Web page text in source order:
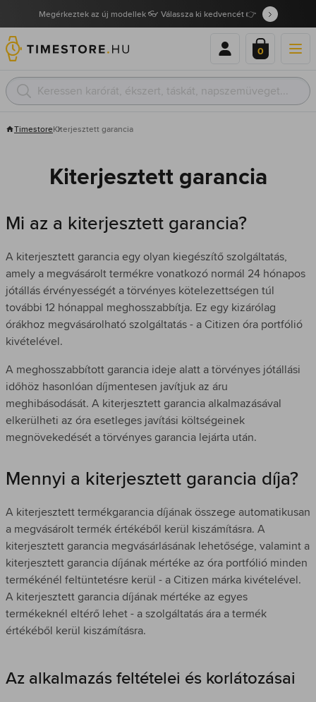
Megérkeztek az új modellek 👓 Válassza ki kedvencét 👉
0
TimestoreKiterjesztett garancia
Kiterjesztett garancia
Mi az a kiterjesztett garancia?
A kiterjesztett garancia egy olyan kiegészítő szolgáltatás,
amely a megvásárolt termékre vonatkozó normál 24 hónapos
jótállás érvényességét a törvényes kötelezettségen túl
további 12 hónappal meghosszabbítja. Ez egy kizárólag
órákhoz megvásárolható szolgáltatás - a Citizen óra portfólió
kivételével.
A meghosszabbított garancia ideje alatt a törvényes jótállási
időhöz hasonlóan díjmentesen javítjuk az áru
meghibásodását. A kiterjesztett garancia alkalmazásával
elkerülheti az óra esetleges javítási költségeinek
megnövekedését a törvényes garancia lejárta után.
Mennyi a kiterjesztett garancia díja?
A kiterjesztett termékgarancia díjának összege automatikusan
a megvásárolt termék értékéből kerül kiszámításra. A
kiterjesztett garancia megvásárlásának lehetősége, valamint a
kiterjesztett garancia díjának mértéke az óra portfólió minden
termékénél feltüntetésre kerül - a Citizen márka kivételével.
A kiterjesztett garancia díjának mértéke az egyes
termékeknél eltérő lehet - a szolgáltatás ára a termék
értékéből kerül kiszámításra.
Az alkalmazás feltételei és korlátozásai